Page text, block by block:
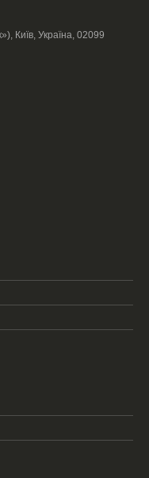
Київ, Україна, 02099